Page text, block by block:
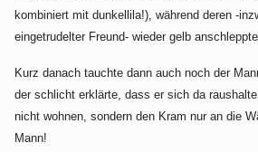
kombiniert mit dunkellila!), während deren -
eingetrudelter Freund- wieder gelb anschleppte.
Kurz danach tauchte dann auch noch der
der schlicht erklärte, dass er sich da
nicht wohnen, sondern den Kram nur an die
Mann!